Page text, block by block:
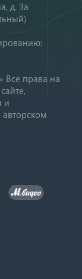
д. 3а
Все права на
и